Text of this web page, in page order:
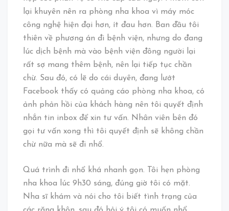
lại khuyên nên ra phòng nha khoa vì máy móc
công nghệ hiện đại hơn, ít đau hơn. Ban đầu tôi
thiên về phương án đi bệnh viện, nhưng do đang
lúc dịch bệnh mà vào bệnh viện đông người lại
rất sợ mang thêm bệnh, nên lại tiếp tục chần
chừ. Sau đó, có lẽ do cái duyên, đang lướt
Facebook thấy có quảng cáo phòng nha khoa, có
ảnh phản hồi của khách hàng nên tôi quyết định
nhắn tin inbox để xin tư vấn. Nhân viên bên đó
gọi tư vấn xong thì tôi quyết định sẽ không chần
chừ nữa mà sẽ đi nhổ.
Quá trình đi nhổ khá nhanh gọn. Tôi hẹn phòng
nha khoa lúc 9h30 sáng, đúng giờ tôi có mặt.
Nha sĩ khám và nói cho tôi biết tình trạng của